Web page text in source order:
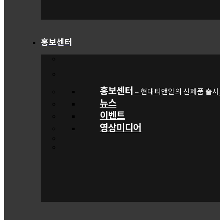
홍보센터
홍보센터 – 현대티앤알의 신제품 출
뉴스
이벤트
영상미디어